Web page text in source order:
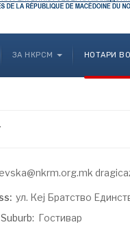
ЗА НКРСМ НОТАРИ
ул. Кеј Братство
Гостивар